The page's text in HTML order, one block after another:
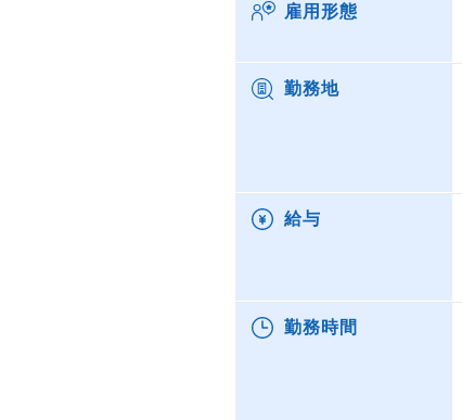
雇用形態
勤務地
給与
勤務時間